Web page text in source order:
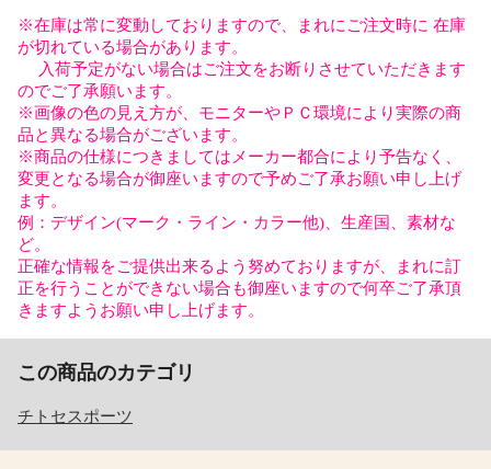
※在庫は常に変動しておりますので、まれにご注文時に 在庫
が切れている場合があります。
入荷予定がない場合はご注文をお断りさせていただきます
のでご了承願います。
※画像の色の見え方が、モニターやＰＣ環境により実際の商
品と異なる場合がございます。
※商品の仕様につきましてはメーカー都合により予告なく、
変更となる場合が御座いますので予めご了承お願い申し上げ
ます。
例：デザイン(マーク・ライン・カラー他)、生産国、素材な
ど。
正確な情報をご提供出来るよう努めておりますが、まれに訂
正を行うことができない場合も御座いますので何卒ご了承頂
きますようお願い申し上げます。
この商品のカテゴリ
チトセスポーツ